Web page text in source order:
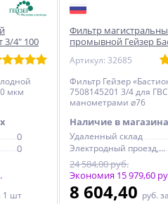
3/4" 100
мкм
0
0
1 шт
Фильтр
промывной Гейзер
для ГВС с двумя
Артикул: 32685
Фильтр Гейзер
7508145201 3/4 для
манометрами ⌀76
Наличие в
Удаленный склад
Электродный проезд, 6с1
24 584,00 руб.
Экономия 15 979,60
8 604,40 руб.